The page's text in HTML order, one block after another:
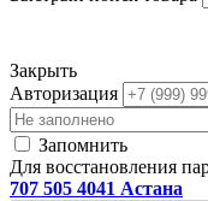
Закрыть
Авторизация
Запомнить
Для восстановления
707 505 4041 Астана